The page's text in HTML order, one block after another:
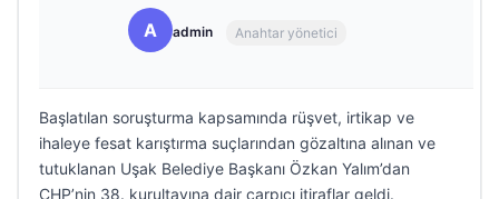
A admin Anahtar yönetici
Başlatılan soruşturma kapsamında rüşvet, irtikap ve
ihaleye fesat karıştırma suçlarından gözaltına alınan ve
tutuklanan Uşak Belediye Başkanı Özkan Yalım’dan
CHP’nin 38. kurultayına dair çarpıcı itiraflar geldi.